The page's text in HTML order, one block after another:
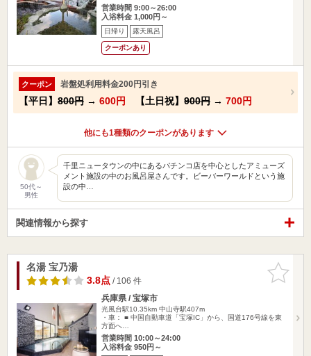
営業時間 9:00～26:00
入浴料金 1,000円～
日帰り 露天風呂
クーポンあり
クーポン 岩盤処利用料金200円引き
【平日】 800円 → 600円 【土日祝】 900円 → 700円
他にも1種類のクーポンがあります
50代～
男性
千里ニュータウンの中にあるパチンコ店を中心としたアミューズ
メント施設の中のお風呂屋さんです。ビーバーワールドという施
設の中…
関連情報から探す
お気に入
りに追加
名湯 宝乃湯
3.8点/ 106 件
兵庫県 / 宝塚市
光風台駅10.35km 中山寺駅407m
・車： ■ 中国自動車道「宝塚IC」から、国道176号線を東
方面へ…
営業時間 10:00～24:00
入浴料金 950円～